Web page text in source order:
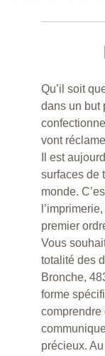
Qu’il soit
dans un but
vont
Il est
surfaces de
monde.
premier
Vous
totalité des
Bronche,
forme
comprendre
précieux.